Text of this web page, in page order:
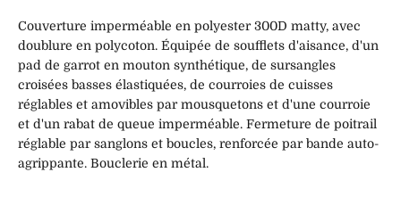
Couverture imperméable en polyester 300D matty, avec
doublure en polycoton. Équipée de soufflets d'aisance, d'un
pad de garrot en mouton synthétique, de sursangles
croisées basses élastiquées, de courroies de cuisses
réglables et amovibles par mousquetons et d'une courroie
et d'un rabat de queue imperméable. Fermeture de poitrail
réglable par sanglons et boucles, renforcée par bande auto-
agrippante. Bouclerie en métal.